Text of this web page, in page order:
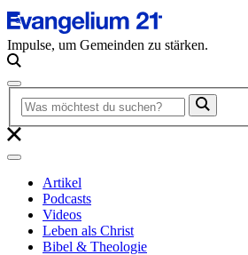
Impulse, um Gemeinden zu stärken.
Artikel
Podcasts
Videos
Leben als Christ
Bibel & Theologie